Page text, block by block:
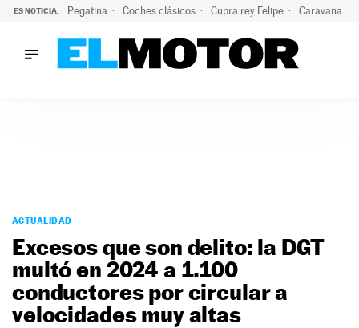
ES NOTICIA: Pegatina Coches clásicos Cupra rey Felipe Caravana
PODCAST
MOTOS
TECNOLOGÍA
SUPERCOCHES
MOTORTV
ACTUALIDAD
Excesos que son delito: la DGT
multó en 2024 a 1.100
conductores por circular a
velocidades muy altas